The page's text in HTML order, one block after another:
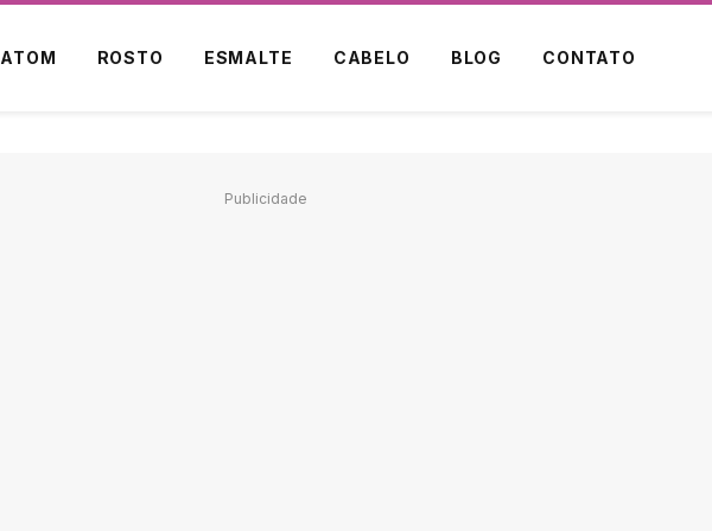
ROSTO ESMALTE CABELO BLOG CONTATO
Publicidade